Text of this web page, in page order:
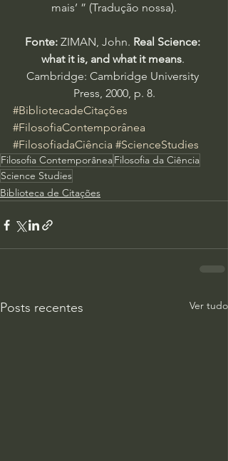
mais’ ” (Tradução nossa).
Fonte: ZIMAN, John. Real Science:
what it is, and what it means.
Cambridge: Cambridge University
Press, 2000, p. 8.
#BibliotecadeCitações
#FilosofiaContemporânea
#FilosofiadaCiência #ScienceStudies
Filosofia ContemporâneaFilosofia da Ciência
Science Studies
Biblioteca de Citações
Posts recentes Ver tudo